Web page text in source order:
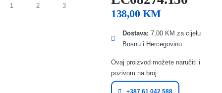
138,00 KM
Dostava: 7,00 KM za cijelu
Bosnu i Hercegovinu
Ovaj proizvod možete naručiti i
pozivom na broj:
+387 61 042 588